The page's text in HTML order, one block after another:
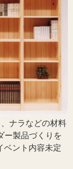
ナラなどの材料
ー製品づくりを
ベント内容未定